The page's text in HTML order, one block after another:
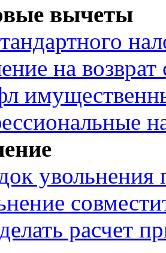
вычеты
на
увольнения
расчет